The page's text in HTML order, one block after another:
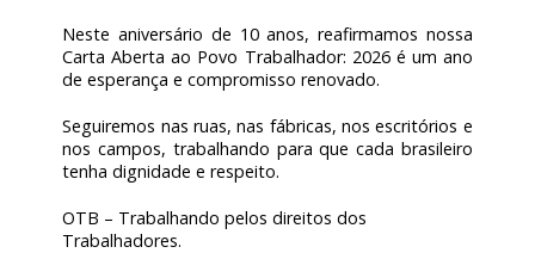
Neste aniversário de 10 anos, reafirmamos nossa
Carta Aberta ao Povo Trabalhador: 2026 é um ano
de esperança e compromisso renovado.
Seguiremos nas ruas, nas fábricas, nos escritórios e
nos campos, trabalhando para que cada brasileiro
tenha dignidade e respeito.
OTB – Trabalhando pelos direitos dos
Trabalhadores.